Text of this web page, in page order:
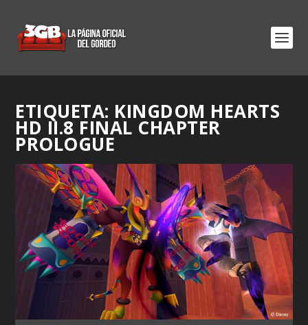
ETIQUETA: KINGDOM HEARTS
HD II.8 FINAL CHAPTER
PROLOGUE